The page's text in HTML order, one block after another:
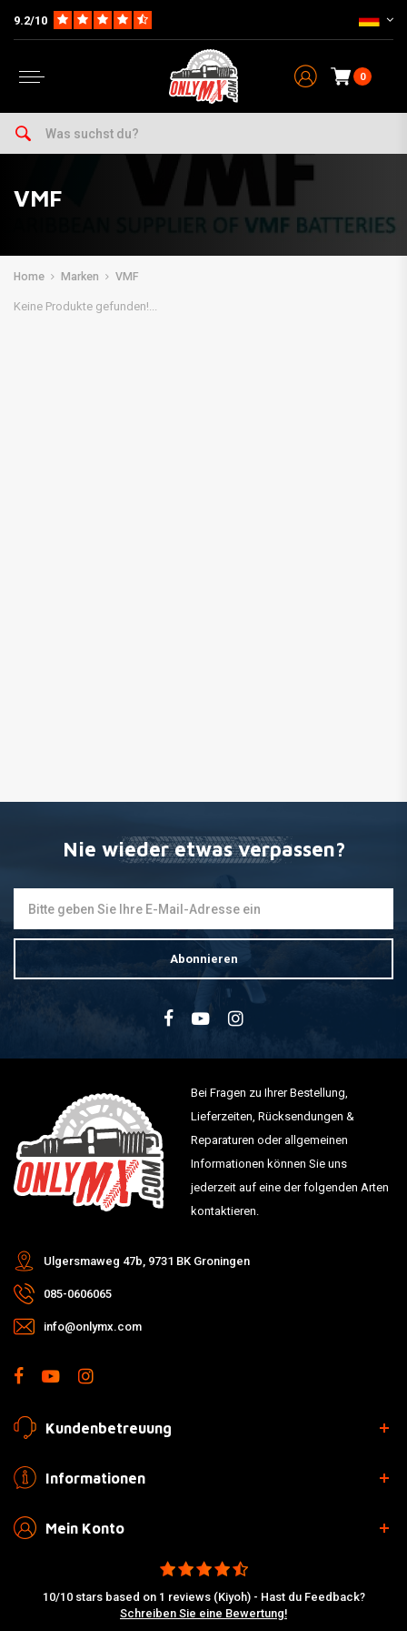
9.2/10
0
VMF
Home Marken VMF
Keine Produkte gefunden!...
Nie wieder etwas verpassen?
Abonnieren
Bei Fragen zu Ihrer Bestellung,
Lieferzeiten, Rücksendungen &
Reparaturen oder allgemeinen
Informationen können Sie uns
jederzeit auf eine der folgenden Arten
kontaktieren.
Ulgersmaweg 47b, 9731 BK Groningen
085-0606065
info@onlymx.com
Kundenbetreuung
Informationen
Mein Konto
10/10 stars based on 1 reviews (Kiyoh) - Hast du Feedback?
Schreiben Sie eine Bewertung!